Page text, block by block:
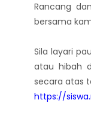
Rancang
bersama
Sila layari
atau hibah
secara atas
https://